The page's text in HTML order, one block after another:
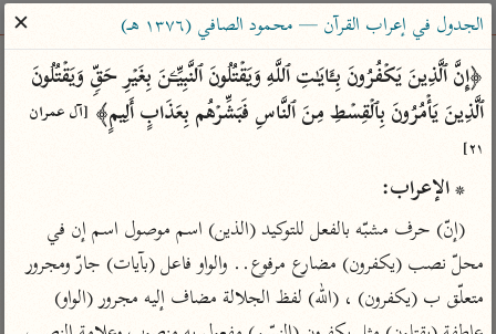
ساهم معنا في نشر القرآن والعلم الشرعي
الباحث القرآني
بحث تفسير علوم مصاحف معاجم
Type 2 or more characters for results.
Type 1 or more
characters for results.
أمّهات
تفسير الطبري
عامّة
فتح البيان للقنوجي
معاصرة
الميسر
الجدول في إعراب القرآن — محمود الصافي (١٣٧٦ هـ)
✕
ٱلَّذِینَ یَأۡمُرُونَ بِٱلۡقِسۡطِ مِنَ ٱلنَّاسِ فَبَشِّرۡهُم بِعَذَابٍ أَلِیمٍ﴾
٢١]
* الإعراب:
محلّ نصب (يكفرون) مضارع مرفوع.. والواو فاعل (بآيات) جارّ ومجرور